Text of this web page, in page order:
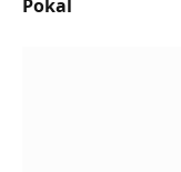
Pokal